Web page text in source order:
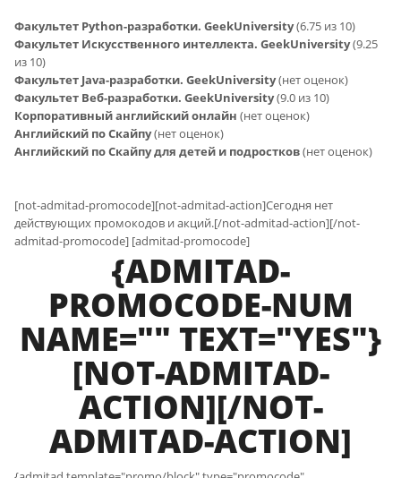
Факультет Python-разработки. GeekUniversity(6.75 из 10)
Факультет Искусственного интеллекта. GeekUniversity(9.25
из 10)
Факультет Java-разработки. GeekUniversity(нет оценок)
Факультет Веб-разработки. GeekUniversity(9.0 из 10)
Корпоративный английский онлайн (нет оценок)
Английский по Скайпу(нет оценок)
Английский по Скайпу для детей и подростков(нет оценок)
[not-admitad-promocode][not-admitad-action]Сегодня нет
действующих промокодов и акций.[/not-admitad-action][/not-
admitad-promocode] [admitad-promocode]
{ADMITAD-
PROMOCODE-NUM
NAME="" TEXT="YES"}
[NOT-ADMITAD-
ACTION][/NOT-
ADMITAD-ACTION]